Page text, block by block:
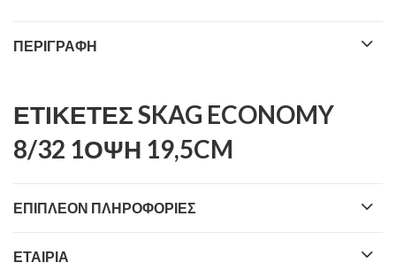
ΠΕΡΙΓΡΑΦΉ
ΕΤΙΚΕΤΕΣ SKAG ECONOMY
8/32 1ΟΨΗ 19,5CM
ΕΠΙΠΛΈΟΝ ΠΛΗΡΟΦΟΡΊΕΣ
ΕΤΑΙΡΊΑ